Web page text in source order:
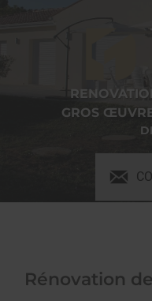
GROS
Rénovation